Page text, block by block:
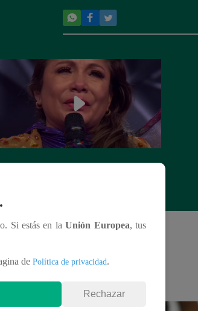
Si estás en laUnión Europea, tus
de Política de privacidad.
Rechazar